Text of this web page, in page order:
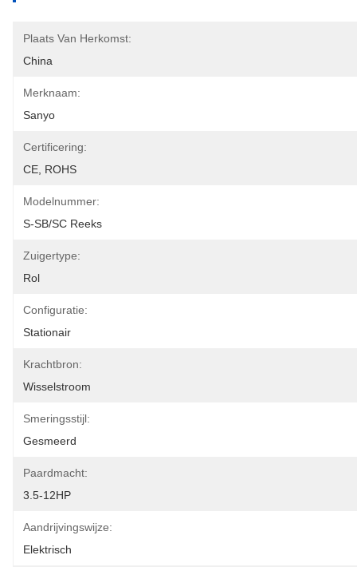
Plaats Van Herkomst:
China
Merknaam:
Sanyo
Certificering:
CE, ROHS
Modelnummer:
S-SB/SC Reeks
Zuigertype:
Rol
Configuratie:
Stationair
Krachtbron:
Wisselstroom
Smeringsstijl:
Gesmeerd
Paardmacht:
3.5-12HP
Aandrijvingswijze:
Elektrisch